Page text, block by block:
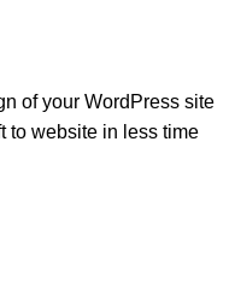
of your WordPress site
to website in less time